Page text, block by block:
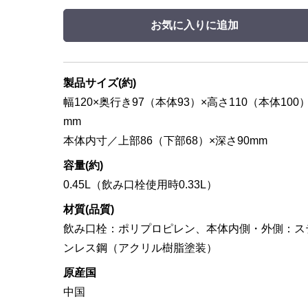
お気に入りに追加
製品サイズ(約)
幅120×奥行き97（本体93）×高さ110（本体100
mm
本体内寸／上部86（下部68）×深さ90mm
容量(約)
0.45L（飲み口栓使用時0.33L）
材質(品質)
飲み口栓：ポリプロピレン、本体内側・外側：ス
ンレス鋼（アクリル樹脂塗装）
原産国
中国